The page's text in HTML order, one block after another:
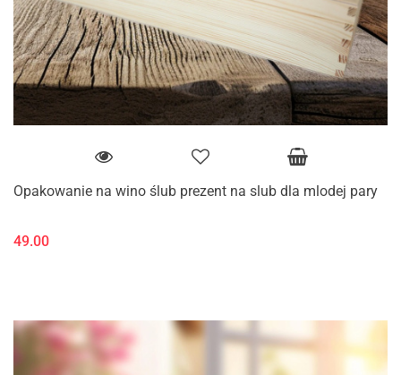
Opakowanie na wino ślub prezent na slub dla mlodej pary
49.00